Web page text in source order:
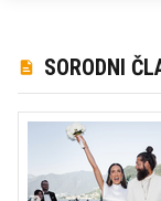
SORODNI